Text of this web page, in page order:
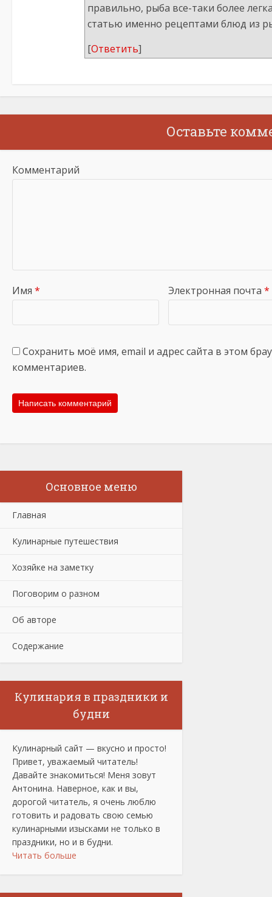
правильно, рыба все-таки более
статью именно рецептами блюд из
[Ответить]
Оставьте
Комментарий
Имя * Электронная почта *
Сохранить моё имя, email и адрес сайта в этом
комментариев.
Основное меню
Главная
Кулинарные путешествия
Хозяйке на заметку
Поговорим о разном
Об авторе
Содержание
Кулинария в праздники и
будни
Кулинарный сайт — вкусно и просто!
Привет, уважаемый читатель!
Давайте знакомиться! Меня зовут
Антонина. Наверное, как и вы,
дорогой читатель, я очень люблю
готовить и радовать свою семью
кулинарными изысками не только в
праздники, но и в будни.
Читать больше